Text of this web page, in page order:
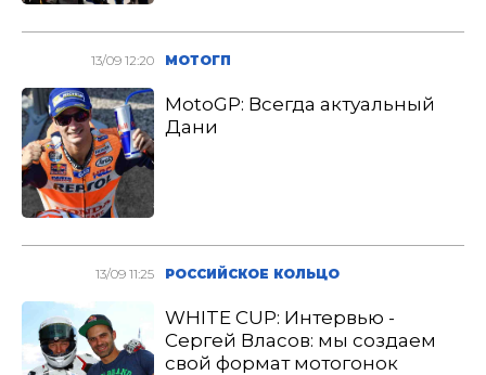
13/09 12:20 МОТОГП
MotoGP: Всегда актуальный
Дани
13/09 11:25 РОССИЙСКОЕ КОЛЬЦО
WHITE CUP: Интервью -
Сергей Власов: мы создаем
свой формат мотогонок